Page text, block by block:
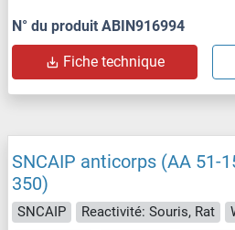
N° du produit ABIN916994
Fiche technique
SNCAIP anticorps (AA 51-
350)
SNCAIP Reactivité: Souris, Rat